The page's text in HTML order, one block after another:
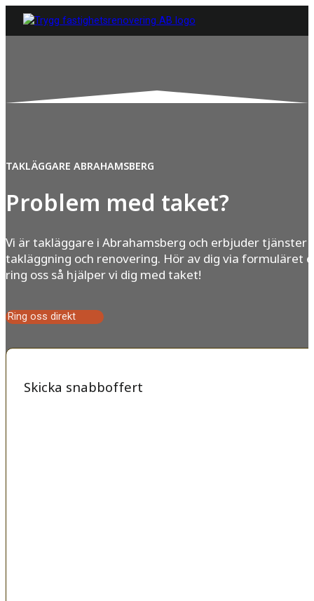
TAKLÄGGARE ABRAHAMSBERG
Problem med taket?
Vi är takläggare i Abrahamsberg och erbjuder tjänster
takläggning och renovering. Hör av dig via formuläret
ring oss så hjälper vi dig med taket!
Ring oss direkt
Skicka snabboffert